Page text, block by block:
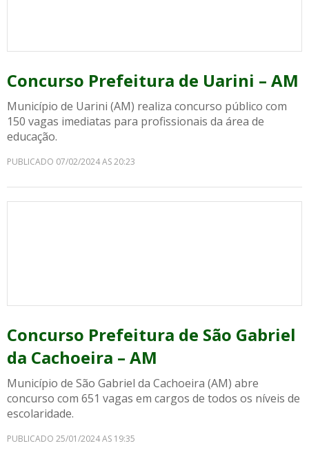
Concurso Prefeitura de Uarini – AM
Município de Uarini (AM) realiza concurso público com
150 vagas imediatas para profissionais da área de
educação.
PUBLICADO 07/02/2024 AS 20:23
Concurso Prefeitura de São Gabriel
da Cachoeira – AM
Município de São Gabriel da Cachoeira (AM) abre
concurso com 651 vagas em cargos de todos os níveis de
escolaridade.
PUBLICADO 25/01/2024 AS 19:35